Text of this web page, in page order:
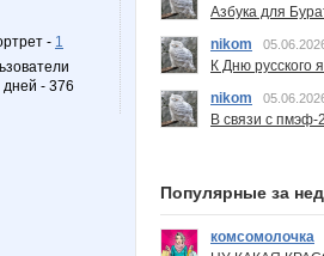
- 1
- 376
Азбука для
nikom
К Дню русского
nikom
В связи с пмэф-
Популярные за
комсомолочка